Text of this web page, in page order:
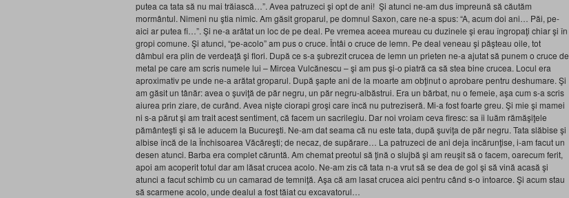
putea ca tata să nu mai trăiască…”. Avea patruzeci şi opt de ani! Şi atunci ne-am dus împreună să căutăm
mormântul. Nimeni nu ştia nimic. Am găsit groparul, pe domnul Saxon, care ne-a spus: “A, acum doi ani… Păi, pe-
aici ar putea fi…”. Şi ne-a arătat un loc de pe deal. Pe vremea aceea mureau cu duzinele şi erau îngropaţi chiar şi în
gropi comune. Şi atunci, “pe-acolo” am pus o cruce. Întâi o cruce de lemn. Pe deal veneau şi păşteau oile, tot
dâmbul era plin de verdeaţă şi flori. După ce s-a şubrezit crucea de lemn un prieten ne-a ajutat să punem o cruce de
metal pe care am scris numele lui – Mircea Vulcănescu – şi am pus şi-o piatră ca să stea bine crucea. Locul era
aproximativ pe unde ne-a arătat groparul. După şapte ani de la moarte am obţinut o aprobare pentru deshumare. Şi
am găsit un tânăr: avea o şuviţă de păr negru, un păr negru-albăstrui. Era un bărbat, nu o femeie, aşa cum s-a scris
aiurea prin ziare, de curând. Avea nişte ciorapi groşi care încă nu putreziseră. Mi-a fost foarte greu. Şi mie şi mamei
ni s-a părut şi am trait acest sentiment, că facem un sacrilegiu. Dar noi vroiam ceva firesc: sa îi luăm rămăşiţele
pământeşti şi să le aducem la Bucureşti. Ne-am dat seama că nu este tata, după şuviţa de păr negru. Tata slăbise şi
albise încă de la Închisoarea Văcăreşti; de necaz, de supărare… La patruzeci de ani deja încărunţise, i-am facut un
desen atunci. Barba era complet căruntă. Am chemat preotul să ţină o slujbă şi am reuşit să o facem, oarecum ferit,
apoi am acoperit totul dar am lăsat crucea acolo. Ne-am zis că tata n-a vrut să se dea de gol şi să vină acasă şi
atunci a facut schimb cu un camarad de temniţă. Aşa că am lasat crucea aici pentru când s-o întoarce. Şi acum stau
să scarmene acolo, unde dealul a fost tăiat cu excavatorul…